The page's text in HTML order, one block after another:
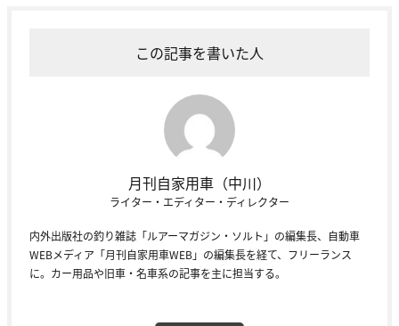
この記事を書いた人
月刊自家用車（中川）
ライター・エディター・ディレクター
内外出版社の釣り雑誌「ルアーマガジン・ソルト」の編集長、自動車
WEBメディア「月刊自家用車WEB」の編集長を経て、フリーランス
に。カー用品や旧車・名車系の記事を主に担当する。